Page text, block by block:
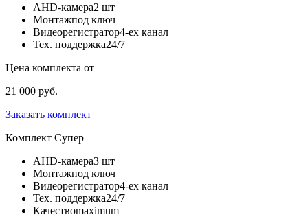
AHD-камера2 шт
Монтажпод ключ
Видеорегистратор4-ех канал
Тех. поддержка24/7
Цена комплекта от
21 000 руб.
Заказать комплект
Комплект Супер
AHD-камера3 шт
Монтажпод ключ
Видеорегистратор4-ех канал
Тех. поддержка24/7
Качествоmaximum